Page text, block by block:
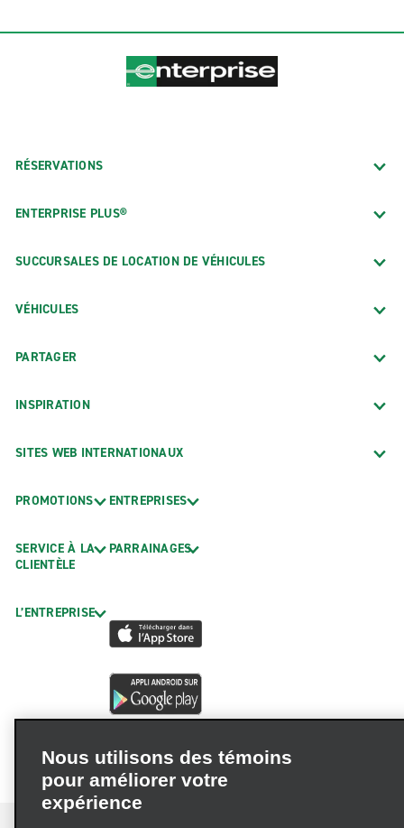
RÉSERVATIONS
ENTERPRISE PLUS®
SUCCURSALES DE LOCATION DE VÉHICULES
VÉHICULES
PARTAGER
INSPIRATION
SITES WEB INTERNATIONAUX
PROMOTIONS
SERVICE À LA
CLIENTÈLE
L’ENTREPRISE
ENTREPRISES
PARRAINAGES
Nous utilisons des témoins
pour améliorer votre
expérience